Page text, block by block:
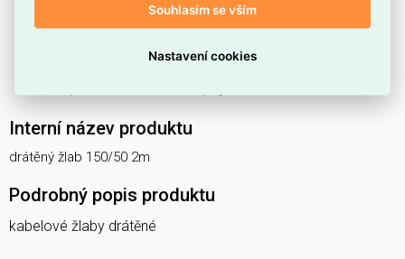
vhodný pro celistvost obvodu
bez spojky
zjednodušuje montáž tam, kde
Interní název produktu
drátěný žlab 150/50 2m
Podrobný popis produktu
kabelové žlaby drátěné
Souhlasím se vším
Nastavení cookies